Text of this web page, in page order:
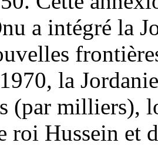
a intégré la
la
(par milliers),
roi Hussein et